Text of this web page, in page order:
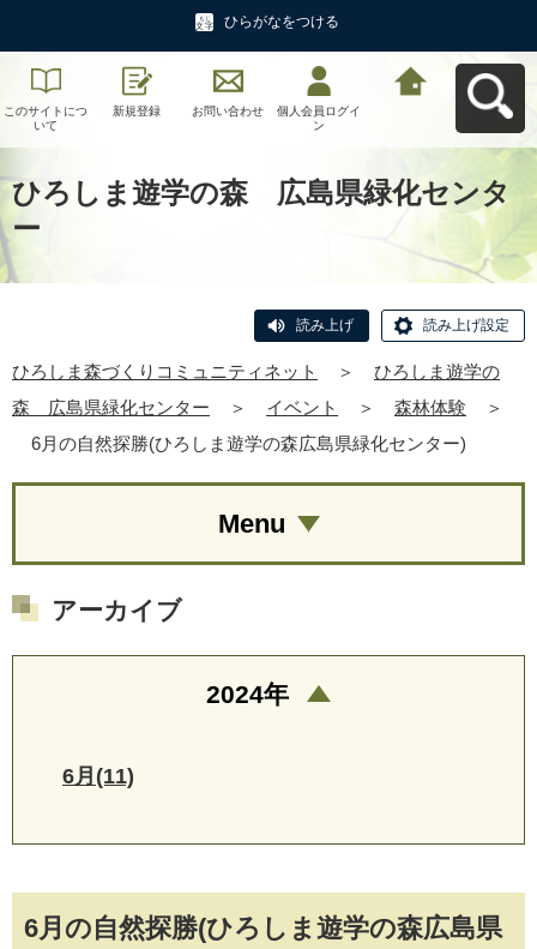
ひらがなをつける
このサイトにつ
いて
新規登録 お問い合わせ
個人会員ログイ
ン
ひろしま遊学の森 広島県緑化センタ
ー
読み上げ 読み上げ設定
ひろしま森づくりコミュニティネット ＞
ひろしま遊学の
森 広島県緑化センター
＞ イベント ＞ 森林体験
＞
6月の自然探勝(ひろしま遊学の森広島県緑化センター)
6月の自然探勝(ひろしま遊学の森広島県
Menu
アーカイブ
2024年
6月(11)